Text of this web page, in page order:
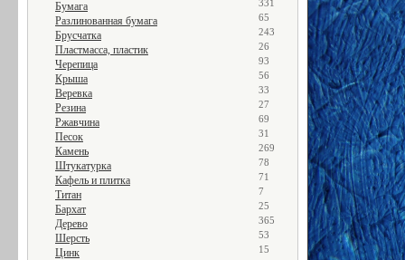
Бумага 331
Разлинованная бумага 65
Брусчатка 243
Пластмасса, пластик 26
Черепица 93
Крыша 56
Веревка 33
Резина 27
Ржавчина 69
Песок 31
Камень 269
Штукатурка 78
Кафель и плитка 71
Титан 7
Бархат 25
Дерево 365
Шерсть 53
Цинк 15